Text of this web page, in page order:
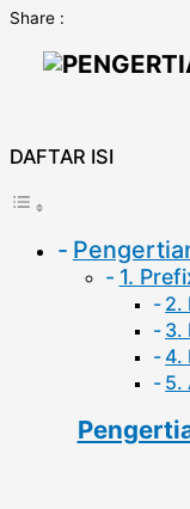
Share :
DAFTAR ISI
1.
2.
3.
4.
5.